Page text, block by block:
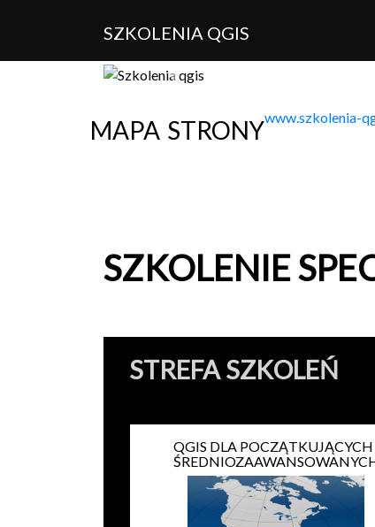
SZKOLENIA QGIS
Previous
mapa stronywww.szkolenia-
SZKOLE­NIE
STREFA SZKOLEŃ
QGIS DLA POCZĄTKUJĄCYCH